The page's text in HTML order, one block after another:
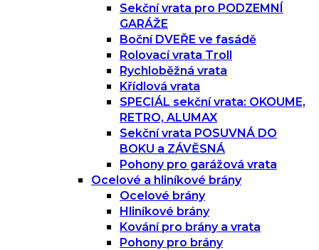
Sekční vrata pro PODZEMNÍ
GARÁŽE
Boční DVEŘE ve fasádě
Rolovací vrata Troll
Rychloběžná vrata
Křídlová vrata
SPECIÁL sekční vrata: OKOUME,
RETRO, ALUMAX
Sekční vrata POSUVNÁ DO
BOKU a ZÁVĚSNÁ
Pohony pro garážová vrata
Ocelové a hliníkové brány
Ocelové brány
Hliníkové brány
Kování pro brány a vrata
Pohony pro brány